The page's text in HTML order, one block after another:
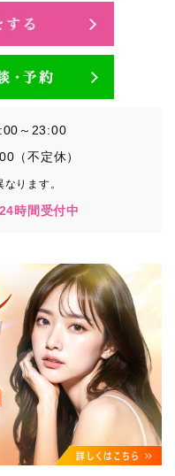
～23:00
（不定休）
ります。
時間受付中